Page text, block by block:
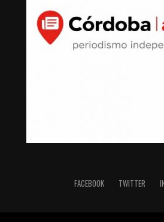
FACEBOOK TWITTER